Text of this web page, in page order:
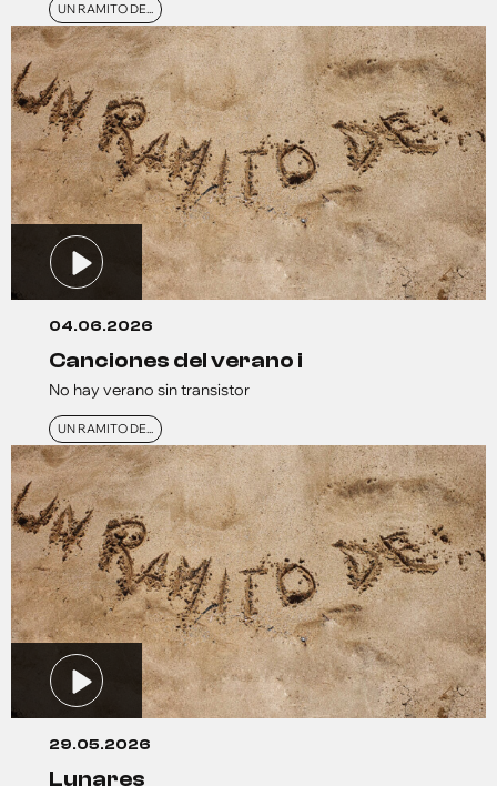
UN RAMITO DE...
04.06.2026
canciones del verano i
No hay verano sin transistor
UN RAMITO DE...
29.05.2026
lunares